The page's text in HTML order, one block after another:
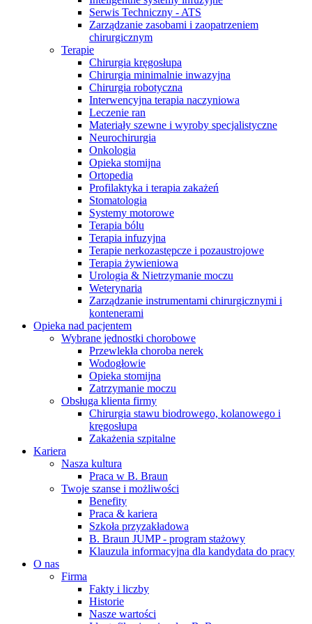
Serwis Techniczny - ATS
Przegląd i naprawa instrumentów oraz
urządzeń medycznych, zarówno w okresie gwarancji, jak i w
ramach serwisu pogwarancyjnego.
Serwis Techniczny - ATS
Zarządzanie zasobami i zaopatrzeniem
chirurgicznym
Terapie
Chirurgia kręgosłupa
Chirurgia minimalnie inwazyjna
Chirurgia robotyczna
Interwencyjna terapia naczyniowa
Leczenie ran
Materiały szewne i wyroby specjalistyczne
Neurochirurgia
Onkologia
Opieka stomijna
Ortopedia
Profilaktyka i terapia zakażeń
Stomatologia
Systemy motorowe
Terapia bólu
Terapia infuzyjna
Terapie nerkozastępcze i pozaustrojowe
Terapia żywieniowa
Urologia & Nietrzymanie moczu
Weterynaria
Zarządzanie instrumentami chirurgicznymi i
kontenerami
Opieka nad pacjentem
Wybrane jednostki chorobowe
Przewlekła choroba nerek
Wodogłowie
Opieka stomijna
Zatrzymanie moczu
Obsługa klienta firmy
Chirurgia stawu biodrowego, kolanowego i
kręgosłupa
Zakażenia szpitalne
Kariera
Nasza kultura
Praca w B. Braun
Twoje szanse i możliwości
Benefity
Praca & kariera
Szkoła przyzakładowa
B. Braun JUMP - program stażowy
Klauzula informacyjna dla kandydata do pracy
O nas
Firma
Fakty i liczby
Historie
Nasze wartości